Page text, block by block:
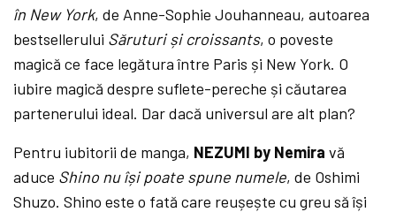
în New York, de Anne-Sophie Jouhanneau, autoarea
bestsellerului Săruturi și croissants, o poveste
magică ce face legătura între Paris și New York. O
iubire magică despre suflete-pereche și căutarea
partenerului ideal. Dar dacă universul are alt plan?
Pentru iubitorii de manga, NEZUMI by Nemira vă
aduce Shino nu își poate spune numele, de Oshimi
Shuzo. Shino este o fată care reușește cu greu să își